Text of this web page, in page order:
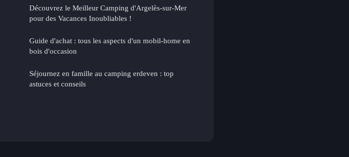
Découvrez le Meilleur Camping d'Argelès-sur-Mer
pour des Vacances Inoubliables !
Guide d'achat : tous les aspects d'un mobil-home en
bois d'occasion
Séjournez en famille au camping erdeven : top
astuces et conseils